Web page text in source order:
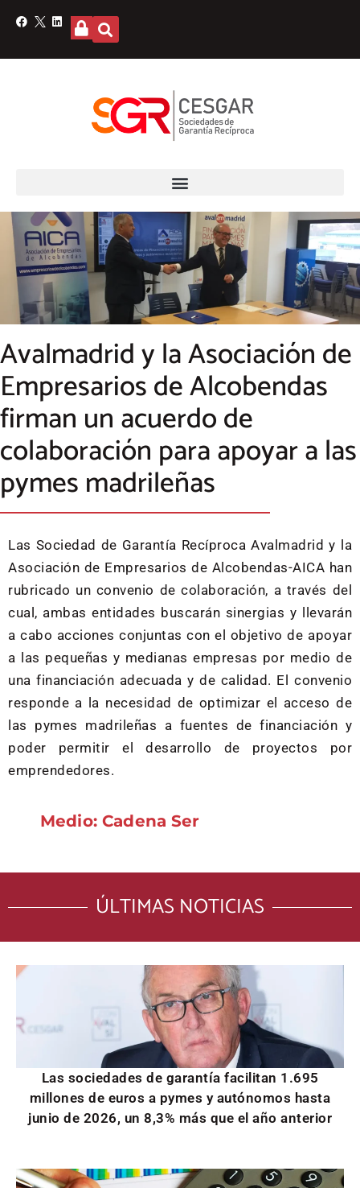
Avalmadrid y la Asociación de
Empresarios de Alcobendas
firman un acuerdo de
colaboración para apoyar a las
pymes madrileñas
Las Sociedad de Garantía Recíproca Avalmadrid y la
Asociación de Empresarios de Alcobendas-AICA han
rubricado un convenio de colaboración, a través del
cual, ambas entidades buscarán sinergias y llevarán
a cabo acciones conjuntas con el objetivo de apoyar
a las pequeñas y medianas empresas por medio de
una financiación adecuada y de calidad. El convenio
responde a la necesidad de optimizar el acceso de
las pymes madrileñas a fuentes de financiación y
poder permitir el desarrollo de proyectos por
emprendedores.
Medio: Cadena Ser
ÚLTIMAS NOTICIAS
Las sociedades de garantía facilitan 1.695
millones de euros a pymes y autónomos hasta
junio de 2026, un 8,3% más que el año anterior